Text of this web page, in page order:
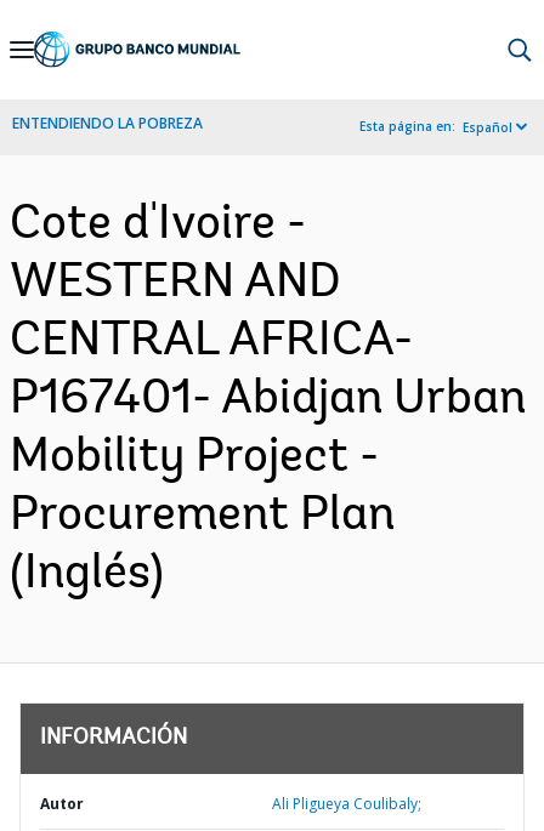
Skip
Navigation
ENTENDIENDO LA POBREZA Esta página en: Español
Cote d'Ivoire -
WESTERN AND
CENTRAL AFRICA-
P167401- Abidjan Urban
Mobility Project -
Procurement Plan
(Inglés)
INFORMACIÓN
Autor Ali Pligueya Coulibaly;